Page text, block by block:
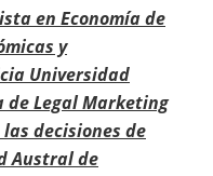
en Economía de
y
Universidad
de Legal Marketing
las decisiones de
Austral de